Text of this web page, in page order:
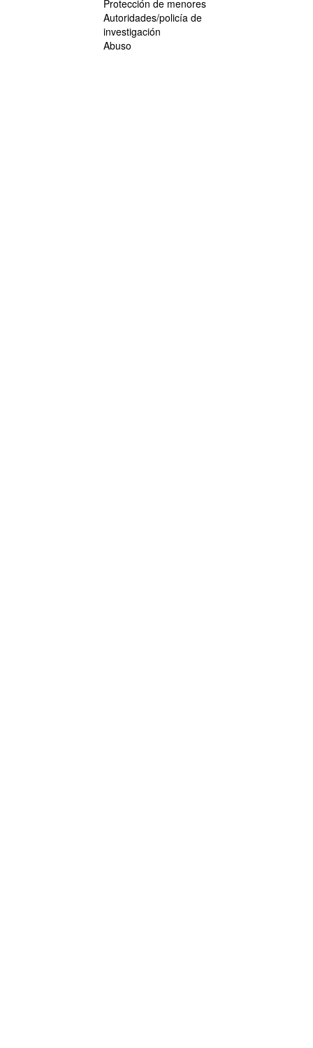
Protección de menores
Autoridades/policía de
investigación
Abuso